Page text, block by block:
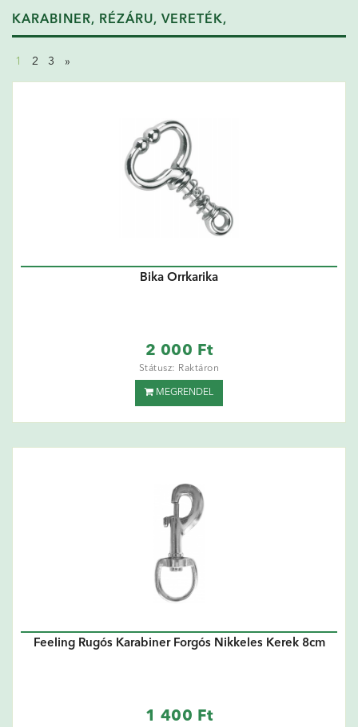
KARABINER, RÉZÁRU, VERETÉK,
1 2 3 »
Bika Orrkarika
2 000 Ft
Státusz: Raktáron
MEGRENDEL
Feeling Rugós Karabiner Forgós Nikkeles Kerek 8cm
1 400 Ft